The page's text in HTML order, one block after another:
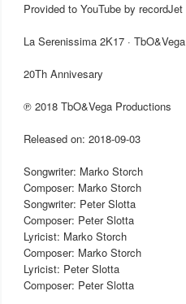
Provided to YouTube by recordJet
La Serenissima 2K17 · TbO&Vega
20Th Annivesary
℗ 2018 TbO&Vega Productions
Released on: 2018-09-03
Songwriter: Marko Storch
Composer: Marko Storch
Songwriter: Peter Slotta
Composer: Peter Slotta
Lyricist: Marko Storch
Composer: Marko Storch
Lyricist: Peter Slotta
Composer: Peter Slotta